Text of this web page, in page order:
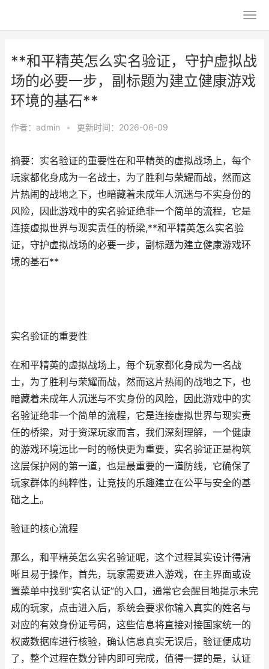
**和平精英怎么实名验证，守护虚拟战
场的必要一步，副标题为建立健康游戏
环境的基石**
作者： admin • 更新时间：2026-06-09
摘要：实名验证的重要性在和平精英的虚拟战场上，每个
玩家都化身成为一名战士，为了胜利与荣耀而战，然而这
片热闹的战地之下，也暗藏着未成年人沉迷与不实身份的
风险，因此游戏中的实名验证绝非一个简单的流程，它是
连接虚拟世界与现实责任的桥梁,**和平精英怎么实名验
证，守护虚拟战场的必要一步，副标题为建立健康游戏环
境的基石**
实名验证的重要性
在和平精英的虚拟战场上，每个玩家都化身成为一名战
士，为了胜利与荣耀而战，然而这片热闹的战地之下，也
暗藏着未成年人沉迷与不实身份的风险，因此游戏中的实
名验证绝非一个简单的流程，它是连接虚拟世界与现实责
任的桥梁，对于资深玩家而言，我们深刻理解，一个健康
的游戏环境远比一时的畅快更为重要，实名验证正是构筑
这层保护网的第一道，也是最重要的一道防线，它确保了
玩家群体的纯粹性，让竞技的乐趣建立在公平与安全的基
础之上。
验证的核心流程
那么，和平精英怎么实名验证呢，这个过程其实设计得清
晰且易于操作，首先，玩家需要进入游戏，在主界面或设
置菜单中找到“实名认证”的入口，通常它会醒目地提示未完
成的玩家，点击进入后，系统会要求你输入真实的姓名与
对应的有效身份证号码，这些信息将直接对接国家统一的
权威数据库进行核验，确认信息真实无误后，验证便成功
了，整个过程在数分钟内即可完成，值得一提的是，认证